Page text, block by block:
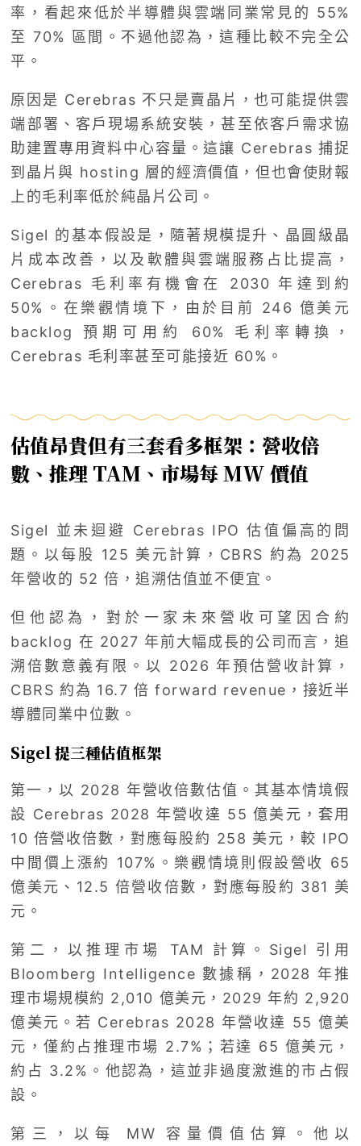
率，看起來低於半導體與雲端同業常見的 55%
至 70% 區間。不過他認為，這種比較不完全公
平。
原因是 Cerebras 不只是賣晶片，也可能提供雲
端部署、客戶現場系統安裝，甚至依客戶需求協
助建置專用資料中心容量。這讓 Cerebras 捕捉
到晶片與 hosting 層的經濟價值，但也會使財報
上的毛利率低於純晶片公司。
Sigel 的基本假設是，隨著規模提升、晶圓級晶
片成本改善，以及軟體與雲端服務占比提高，
Cerebras 毛利率有機會在 2030 年達到約
50%。在樂觀情境下，由於目前 246 億美元
backlog 預期可用約 60% 毛利率轉換，
Cerebras 毛利率甚至可能接近 60%。
估值昂貴但有三套看多框架：營收倍
數、推理 TAM、市場每 MW 價值
Sigel 並未迴避 Cerebras IPO 估值偏高的問
題。以每股 125 美元計算，CBRS 約為 2025
年營收的 52 倍，追溯估值並不便宜。
但他認為，對於一家未來營收可望因合約
backlog 在 2027 年前大幅成長的公司而言，追
溯倍數意義有限。以 2026 年預估營收計算，
CBRS 約為 16.7 倍 forward revenue，接近半
導體同業中位數。
Sigel 提三種估值框架
第一，以 2028 年營收倍數估值。其基本情境假
設 Cerebras 2028 年營收達 55 億美元，套用
10 倍營收倍數，對應每股約 258 美元，較 IPO
中間價上漲約 107%。樂觀情境則假設營收 65
億美元、12.5 倍營收倍數，對應每股約 381 美
元。
第二，以推理市場 TAM 計算。Sigel 引用
Bloomberg Intelligence 數據稱，2028 年推
理市場規模約 2,010 億美元，2029 年約 2,920
億美元。若 Cerebras 2028 年營收達 55 億美
元，僅約占推理市場 2.7%；若達 65 億美元，
約占 3.2%。他認為，這並非過度激進的市占假
設。
第三，以每 MW 容量價值估算。他以